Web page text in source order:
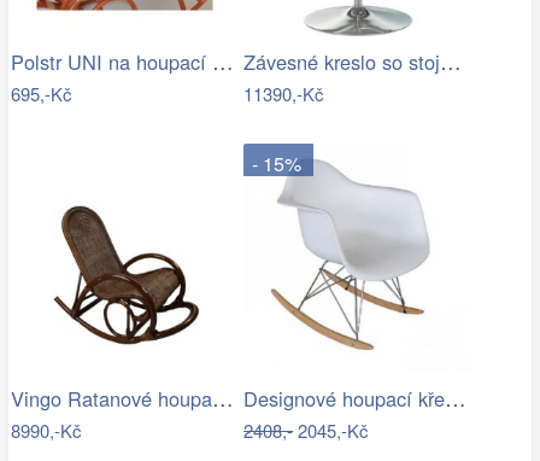
Polstr UNI na houpací křeslo - látka…
695,-Kč
Závesné kreslo so stojanom,…
11390,-Kč
Vingo Ratanové houpací křeslo - tmavě…
8990,-Kč
- 15%
Designové houpací křeslo - TK
2408,-2045,-Kč